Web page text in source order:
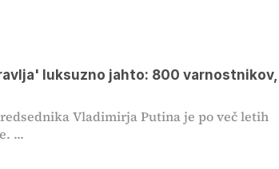
luksuzno jahto: 800 varnostnikov,
Vladimirja Putina je po več letih
...